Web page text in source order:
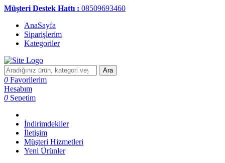
Müşteri Destek Hattı : 08509693460
AnaSayfa
Siparişlerim
Kategoriler
Ara
0 Favorilerim
Hesabım
0 Sepetim
İndirimdekiler
İletişim
Müşteri Hizmetleri
Yeni Ürünler